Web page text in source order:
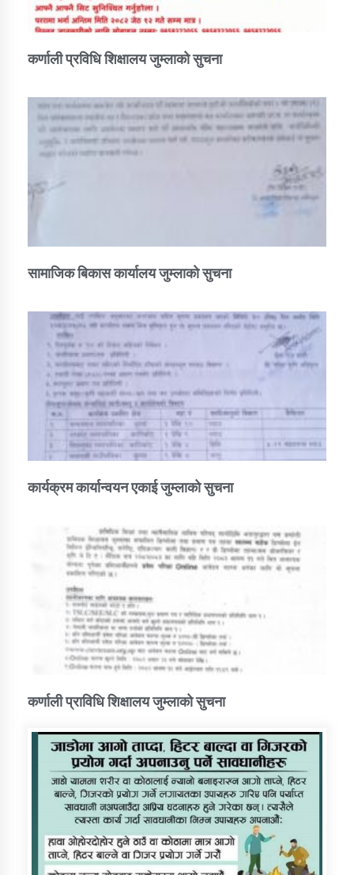
कर्णाली प्रविधि शिक्षालय जुम्लाको सुचना
सामाजिक बिकास कार्यालय जुम्लाकाे सुचना
कार्यक्रम कार्यान्वयन एकाई जुम्लाको सुचना
कर्णाली प्राविधि शिक्षालय जुम्लाको सुचना